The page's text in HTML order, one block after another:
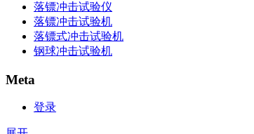
落镖冲击试验仪
落镖冲击试验机
落镖式冲击试验机
钢球冲击试验机
Meta
登录